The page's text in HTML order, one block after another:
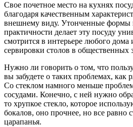
Свое почетное место на кухнях
благодаря качественным
внешнему виду. Утонченные формы
практичности делает эту посуду
смотрится в интерьере любого
сервировки столов в общественных
Нужно ли говорить о том, что
вы забудете о таких проблемах, как
Со стеклом намного меньше
сосудами. Конечно, с ней нужно
то хрупкое стекло, которое
бокалов, оно прочнее, но все равно
царапанья.